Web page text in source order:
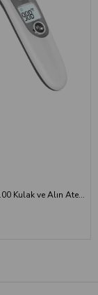
Freely FC-IR100 Kulak ve Alın Ateş Ölçer